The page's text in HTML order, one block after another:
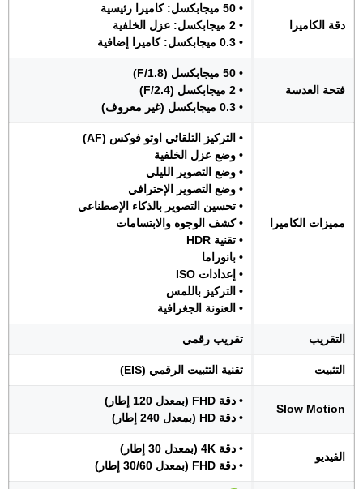
دقة الكاميرا
• 50 ميجابكسل: كاميرا رئيسية
• 2 ميجابكسل: عزل الخلفية
• 0.3 ميجابكسل: كاميرا إضافية
فتحة العدسة
• 50 ميجابكسل (F/1.8)
• 2 ميجابكسل (F/2.4)
• 0.3 ميجابكسل (غير معروف)
مميزات الكاميرا
• التركيز التلقائي اوتو فوكس (AF)
• وضع عزل الخلفية
• وضع التصوير الليلي
• وضع التصوير الإحترافي
• تحسين التصوير بالذكاء الإصطناعي
• كشف الوجوه والابتسامات
• تقنية HDR
• بانوراما
• إعدادات ISO
• التركيز باللمس
• العنونة الجغرافية
التقريب تقريب رقمي
التثبيت تقنية التثبيت الرقمي (EIS)
Slow Motion
• دقة FHD (بمعدل 120 إطار)
• دقة HD (بمعدل 240 إطار)
الفيديو
• دقة 4K (بمعدل 30 إطار)
• دقة FHD (بمعدل 30/60 إطار)